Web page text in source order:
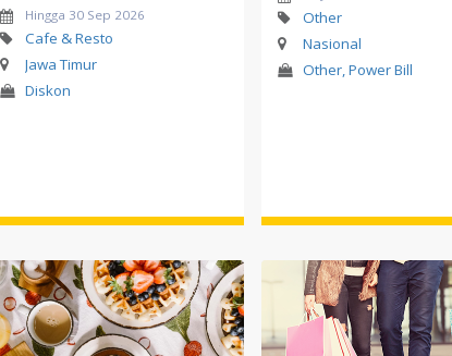
Hingga 30 Sep 2026
Cafe & Resto
Jawa Timur
Diskon
Other
Nasional
Other, Power Bill